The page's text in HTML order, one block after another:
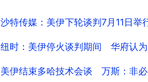
沙特传媒：美伊下轮谈判7月11日
纽时：美伊停火谈判期间 华府认
美伊结束多哈技术会谈 万斯：非